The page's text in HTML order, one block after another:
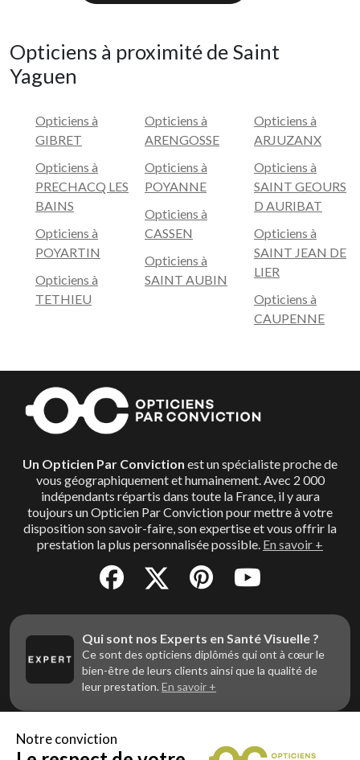
Opticiens à proximité de Saint
Yaguen
Opticiens à
GIBRET
Opticiens à
PRECHACQ LES
BAINS
Opticiens à
POYARTIN
Opticiens à
TETHIEU
Opticiens à
ARENGOSSE
Opticiens à
POYANNE
Opticiens à
CASSEN
Opticiens à
SAINT AUBIN
Opticiens à
ARJUZANX
Opticiens à
SAINT GEOURS
D AURIBAT
Opticiens à
SAINT JEAN DE
LIER
Opticiens à
CAUPENNE
Un Opticien Par Conviction est un spécialiste proche de
vous géographiquement et humainement. Avec 2 000
indépendants répartis dans toute la France, il y aura
toujours un Opticien Par Conviction pour mettre à votre
disposition son savoir-faire, son expertise et vous offrir la
prestation la plus personnalisée possible. En savoir +
Qui sont nos Experts en Santé Visuelle ?
Ce sont des opticiens diplômés qui ont à cœur le
bien-être de leurs clients ainsi que la qualité de
leur prestation. En savoir +
Notre conviction